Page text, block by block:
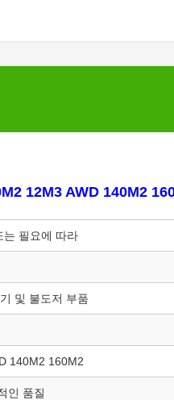
12M3 AWD 140M2
는 필요에 따라
및 불도저 부품
140M2 160M2
인 품질